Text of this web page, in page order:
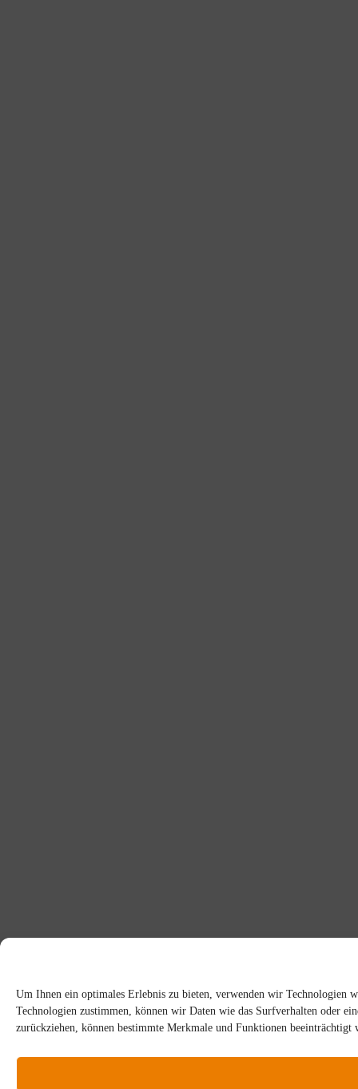
Um Ihnen ein optimales Erlebnis zu bieten, verwenden wir Technologien
Technologien zustimmen, können wir Daten wie das Surfverhalten oder
zurückziehen, können bestimmte Merkmale und Funktionen beeinträchtigt